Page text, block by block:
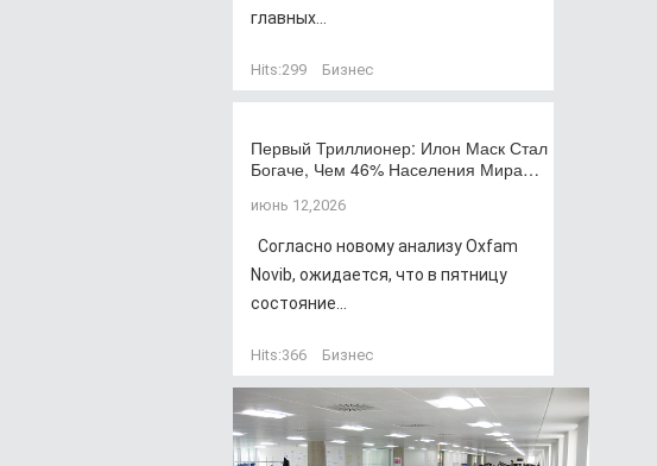
главных...
Hits:299 Бизнес
Первый Триллионер: Илон Маск Стал
Богаче, Чем 46% Населения Мира…
июнь 12,2026
Согласно новому анализу Oxfam
Novib, ожидается, что в пятницу
состояние...
Hits:366 Бизнес